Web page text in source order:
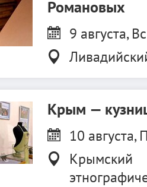
Романовых
9 августа,
Крым —
10 августа,
Крымский